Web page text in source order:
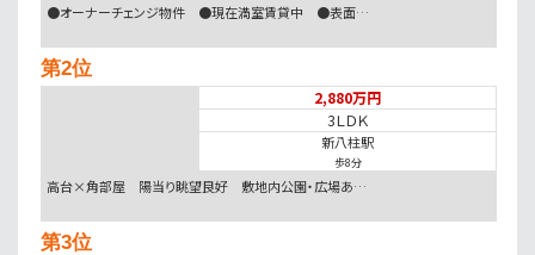
●オーナーチェンジ物件 ●現在満室賃貸中 ●表面…
第2位
2,880万円
3ＬＤＫ
新八柱駅
歩8分
高台×角部屋 陽当り眺望良好 敷地内公園・広場あ…
第3位